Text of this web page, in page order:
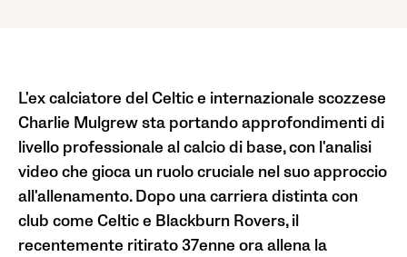
L'ex calciatore del Celtic e internazionale scozzese
Charlie Mulgrew sta portando approfondimenti di
livello professionale al calcio di base, con l'analisi
video che gioca un ruolo cruciale nel suo approccio
all'allenamento. Dopo una carriera distinta con
club come Celtic e Blackburn Rovers, il
recentemente ritirato 37enne ora allena la